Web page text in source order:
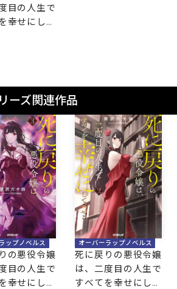
目の人生で
幸せにして
ーズ関連作品
ップノベルス
の悪役令嬢
目の人生で
幸せにして
オーバーラップノベルス
死に戻りの悪役令嬢
は、二度目の人生で
すべてを幸せにして